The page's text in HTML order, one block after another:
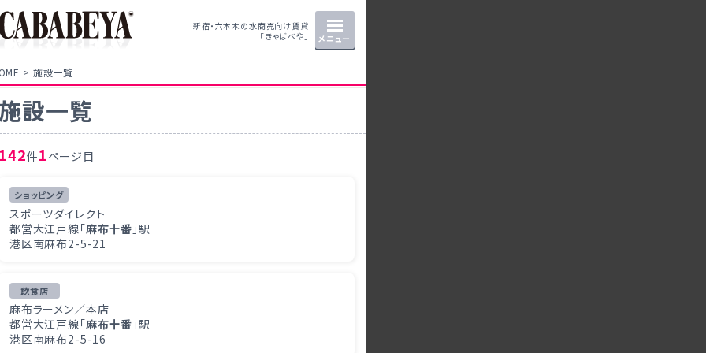
新宿・六本木の水商売向け賃貸
「きゃばべや」
メニュー
施設一覧
設一覧
件1 ページ目
ショッピング
スポーツダイレクト
都営大江戸線「麻布十番 」駅
港区南麻布2-5-21
飲食店
麻布ラーメン／本店
都営大江戸線「麻布十番 」駅
港区南麻布2-5-16